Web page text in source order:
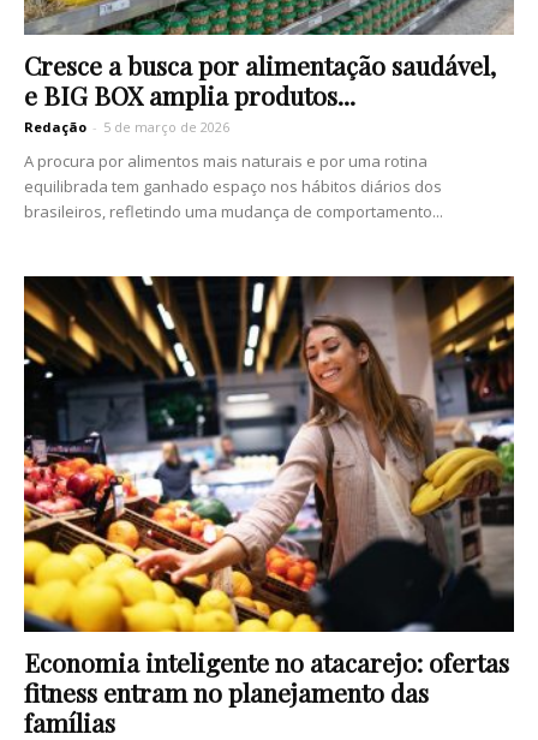
Cresce a busca por alimentação saudável,
e BIG BOX amplia produtos...
Redação - 5 de março de 2026
A procura por alimentos mais naturais e por uma rotina
equilibrada tem ganhado espaço nos hábitos diários dos
brasileiros, refletindo uma mudança de comportamento...
Economia inteligente no atacarejo: ofertas
fitness entram no planejamento das
famílias